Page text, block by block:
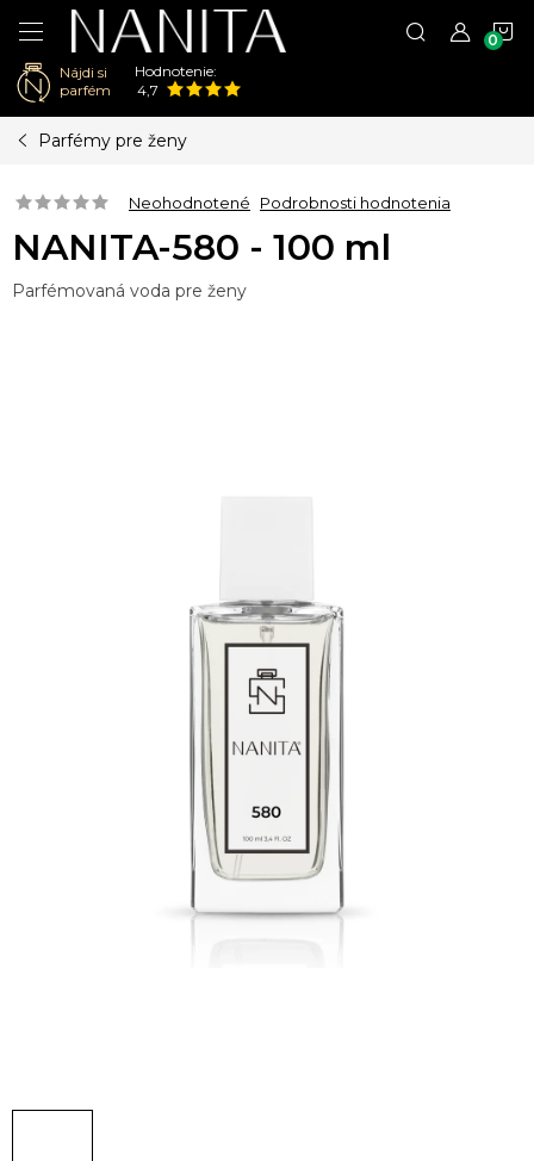
Nájdi si
parfém
Hodnotenie:
4,7
Parfémy pre ženy
Neohodnotené Podrobnosti hodnotenia
NANITA-580 - 100 ml
Parfémovaná voda pre ženy